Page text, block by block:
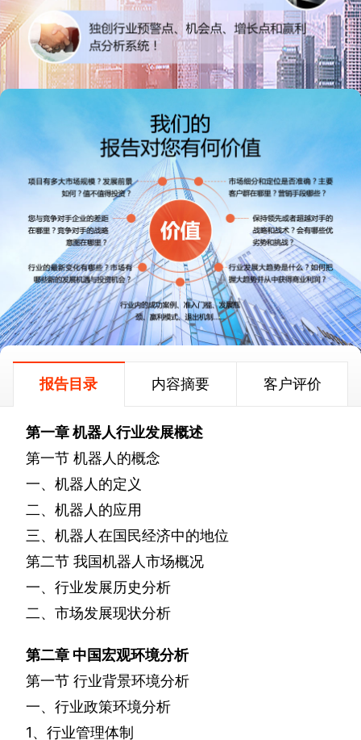
报告目录 内容摘要 客户评价
第一章机器人行业发展概述
第一节 机器人的概念
一、机器人的定义
二、机器人的应用
三、机器人在国民经济中的地位
第二节 我国机器人市场概况
一、行业发展历史分析
二、市场发展现状分析
第二章 中国宏观环境分析
第一节 行业背景环境分析
一、行业政策环境分析
1、行业管理体制